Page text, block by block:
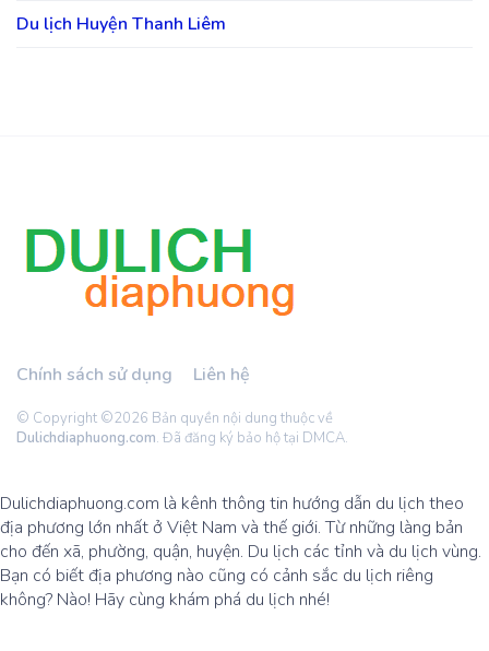
Du lịch Huyện Thanh Liêm
Chính sách sử dụng Liên hệ
© Copyright ©2026 Bản quyền nội dung thuộc về
Dulichdiaphuong.com. Đã đăng ký bảo hộ tại DMCA.
Dulichdiaphuong.com là kênh thông tin hướng dẫn du lịch theo
địa phương lớn nhất ở Việt Nam và thế giới. Từ những làng bản
cho đến xã, phường, quận, huyện. Du lịch các tỉnh và du lịch vùng.
Bạn có biết địa phương nào cũng có cảnh sắc du lịch riêng
không? Nào! Hãy cùng khám phá du lịch nhé!